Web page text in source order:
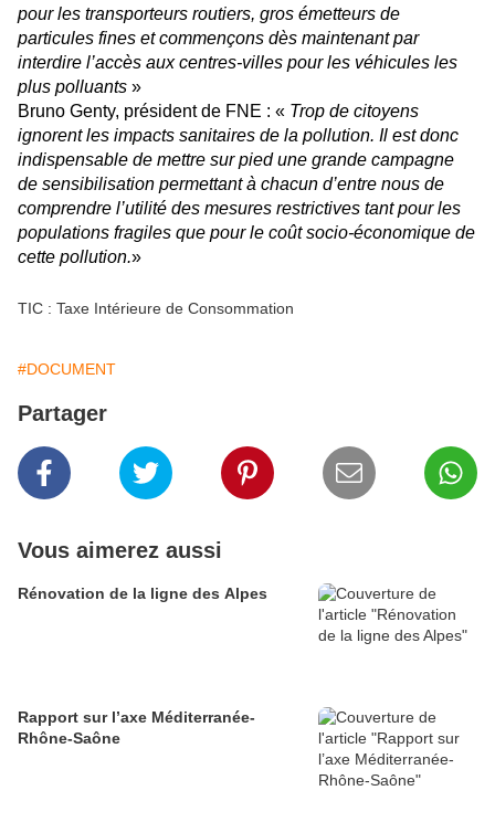
pour les transporteurs routiers, gros émetteurs de
particules fines et commençons dès maintenant par
interdire l’accès aux centres-villes pour les véhicules les
plus polluants »
Bruno Genty, président de FNE : « Trop de citoyens
ignorent les impacts sanitaires de la pollution. Il est donc
indispensable de mettre sur pied une grande campagne
de sensibilisation permettant à chacun d’entre nous de
comprendre l’utilité des mesures restrictives tant pour les
populations fragiles que pour le coût socio-économique de
cette pollution.»
TIC : Taxe Intérieure de Consommation
#DOCUMENT
Partager
Vous aimerez aussi
Rénovation de la ligne des Alpes
Rapport sur l’axe Méditerranée-
Rhône-Saône